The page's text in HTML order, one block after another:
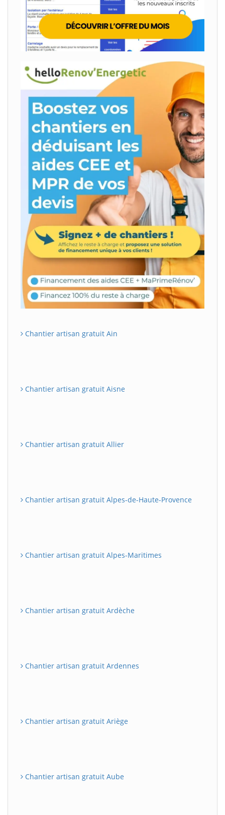
Chantier artisan gratuit Ain
Chantier artisan gratuit Aisne
Chantier artisan gratuit Allier
Chantier artisan gratuit Alpes-de-Haute-Provence
Chantier artisan gratuit Alpes-Maritimes
Chantier artisan gratuit Ardèche
Chantier artisan gratuit Ardennes
Chantier artisan gratuit Ariège
Chantier artisan gratuit Aube